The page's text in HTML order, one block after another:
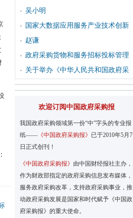
吴小明
国家大数据应用服务产业技术创新
赵谦
政府采购货物和服务招标投标管理
关于举办《中华人民共和国政府采
欢迎订阅中国政府采购报
我国政府采购领域第一份“中”字头的专业报
纸—— 《中国政府采购报》 已于2010年5月7
日正式创刊！
《中国政府采购报》 由中国财经报社主办，
作为财政部指定的政府采购信息发布媒体，
服务政府采购改革，支持政府采购事业，推
动政府采购发展是国家和时代赋予《中国政
府采购报》的重大使命。